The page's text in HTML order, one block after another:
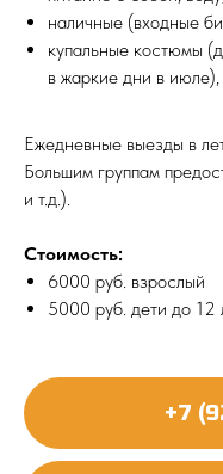
наличные (входные
купальные костюмы
в жаркие дни в июле),
Ежедневные выезды в
Большим группам
и т.д.).
Стоимость:
6000 руб. взрослый
5000 руб. дети до 12
+7